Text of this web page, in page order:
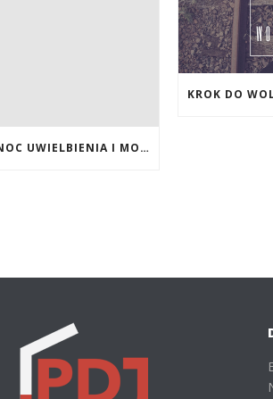
POLSKA NOC UWIELBIENIA I MODLITWY 2021